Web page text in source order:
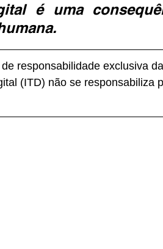
é uma
responsabilidade exclusiva da
(ITD) não se responsabiliza